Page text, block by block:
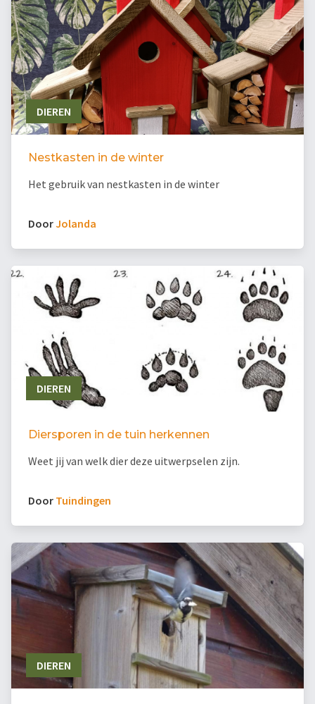
DIEREN
Nestkasten in de winter
Het gebruik van nestkasten in de winter
DoorJolanda
DIEREN
Diersporen in de tuin herkennen
Weet jij van welk dier deze uitwerpselen zijn.
Door Tuindingen
DIEREN